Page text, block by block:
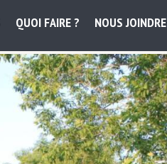
QUOI FAIRE ? NOUS JOINDRE